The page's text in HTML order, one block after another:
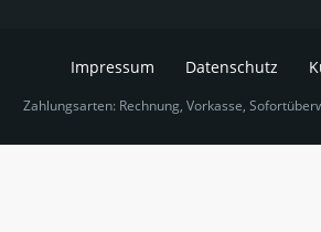
Impressum Datenschutz
Zahlungsarten: Rechnung, Vorkasse,